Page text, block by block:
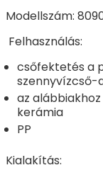
Modellszám:
Felhasználás:
csőfektetés a
szennyvízcső-
az
kerámia
PP
Kialakítás: